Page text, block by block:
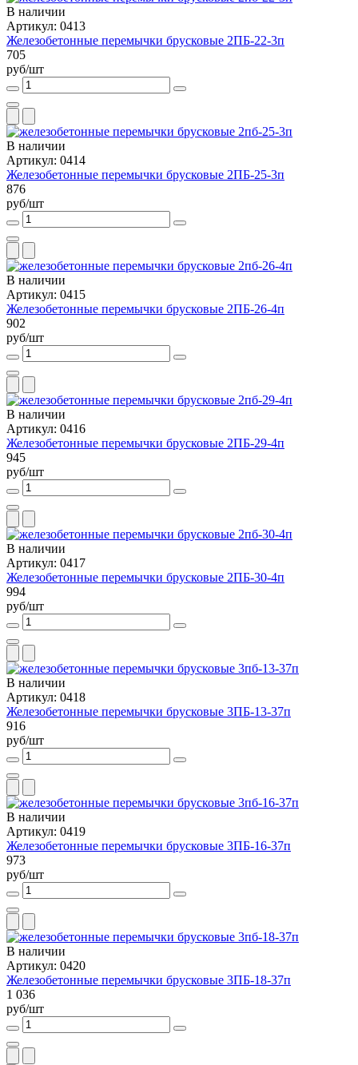
В наличии
Артикул: 0413
Железобетонные перемычки брусковые 2ПБ-22-3п
705
руб/шт
В наличии
Артикул: 0414
Железобетонные перемычки брусковые 2ПБ-25-3п
876
руб/шт
В наличии
Артикул: 0415
Железобетонные перемычки брусковые 2ПБ-26-4п
902
руб/шт
В наличии
Артикул: 0416
Железобетонные перемычки брусковые 2ПБ-29-4п
945
руб/шт
В наличии
Артикул: 0417
Железобетонные перемычки брусковые 2ПБ-30-4п
994
руб/шт
В наличии
Артикул: 0418
Железобетонные перемычки брусковые 3ПБ-13-37п
916
руб/шт
В наличии
Артикул: 0419
Железобетонные перемычки брусковые 3ПБ-16-37п
973
руб/шт
В наличии
Артикул: 0420
Железобетонные перемычки брусковые 3ПБ-18-37п
1 036
руб/шт